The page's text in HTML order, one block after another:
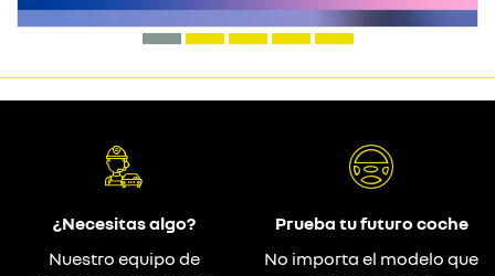
¿Necesitas algo?
Nuestro equipo de
Prueba tu futuro coche
No importa el modelo que